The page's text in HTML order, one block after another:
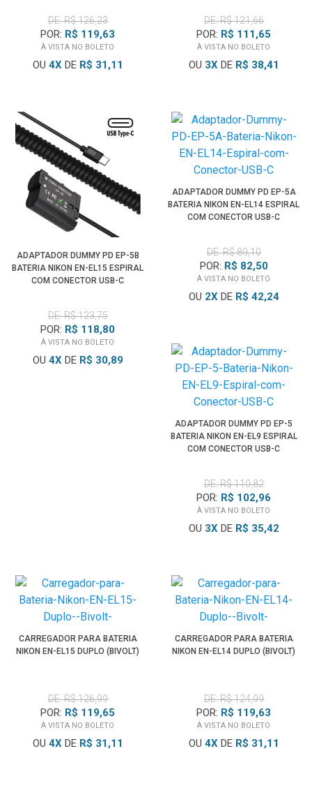
DE: R$ 126,23
POR: R$ 119,63
À VISTA NO BOLETO
OU 4XDE R$ 31,11
DE: R$ 121,66
POR: R$ 111,65
À VISTA NO BOLETO
OU 3XDE R$ 38,41
ADAPTADOR DUMMY PD EP-5B
BATERIA NIKON EN-EL15 ESPIRAL
COM CONECTOR USB-C
DE: R$ 123,75
POR: R$ 118,80
À VISTA NO BOLETO
OU 4XDE R$ 30,89
ADAPTADOR DUMMY PD EP-5A
BATERIA NIKON EN-EL14 ESPIRAL
COM CONECTOR USB-C
DE: R$ 89,10
POR: R$ 82,50
À VISTA NO BOLETO
OU 2XDE R$ 42,24
ADAPTADOR DUMMY PD EP-5
BATERIA NIKON EN-EL9 ESPIRAL
COM CONECTOR USB-C
DE: R$ 110,82
POR: R$ 102,96
À VISTA NO BOLETO
OU 3XDE R$ 35,42
CARREGADOR PARA BATERIA
NIKON EN-EL15 DUPLO (BIVOLT)
DE: R$ 126,99
POR: R$ 119,65
À VISTA NO BOLETO
OU 4XDE R$ 31,11
CARREGADOR PARA BATERIA
NIKON EN-EL14 DUPLO (BIVOLT)
DE: R$ 124,99
POR: R$ 119,63
À VISTA NO BOLETO
OU 4XDE R$ 31,11